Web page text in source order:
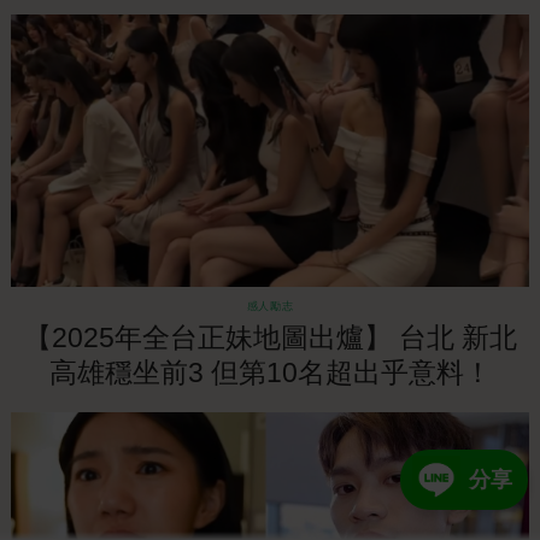
分享
感人勵志
【2025年全台正妹地圖出爐】 台北 新北
高雄穩坐前3 但第10名超出乎意料！